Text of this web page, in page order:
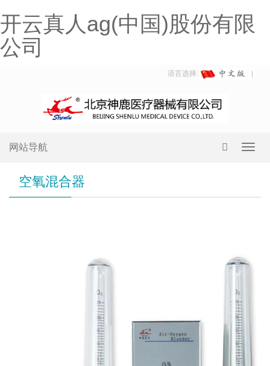
开云真人ag(中国)股份有限
公司
语言选择:
网站导航
空氧混合器